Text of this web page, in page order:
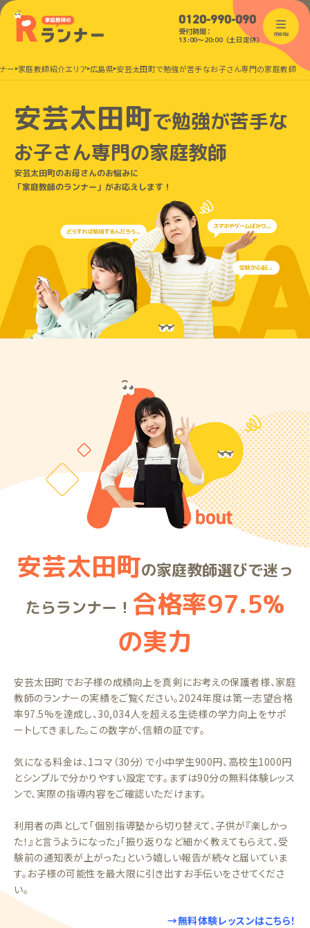
0120-990-090
受付時間：
13:00〜20:00（土日定休）
menu
ー 家庭教師紹介エリア 広島県 安芸太田町で勉強が苦手なお子さん専門の家庭教師
安芸太田町で勉強が苦手な
お子さん専門の家庭教師
安芸太田町のお母さんのお悩みに
「家庭教師のランナー」がお応えします！
安芸太田町の家庭教師選びで迷っ
たらランナー！ 合格率97.5%
の実力
安芸太田町でお子様の成績向上を真剣にお考えの保護者様、家庭
教師のランナーの実績をご覧ください。2024年度は第一志望合格
率97.5%を達成し、30,034人を超える生徒様の学力向上をサポ
ートしてきました。この数字が、信頼の証です。
気になる料金は、1コマ（30分）で小中学生900円、高校生1000円
とシンプルで分かりやすい設定です。まずは90分の無料体験レッス
ンで、実際の指導内容をご確認いただけます。
利用者の声として「個別指導塾から切り替えて、子供が『楽しかっ
た！』と言うようになった」「振り返りなど細かく教えてもらえて、受
験前の通知表が上がった」という嬉しい報告が続々と届いていま
す。お子様の可能性を最大限に引き出すお手伝いをさせてくださ
い。
→無料体験レッスンはこちら！